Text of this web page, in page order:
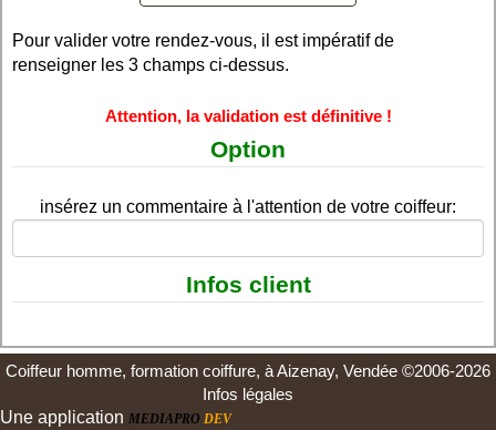
Pour valider votre rendez-vous, il est impératif de
renseigner les 3 champs ci-dessus.
Attention, la validation est définitive !
Option
insérez un commentaire à l'attention de votre coiffeur:
Infos client
Coiffeur homme, formation coiffure, à Aizenay, Vendée ©2006-2026
Infos légales
Une application MEDIAPRO DEV